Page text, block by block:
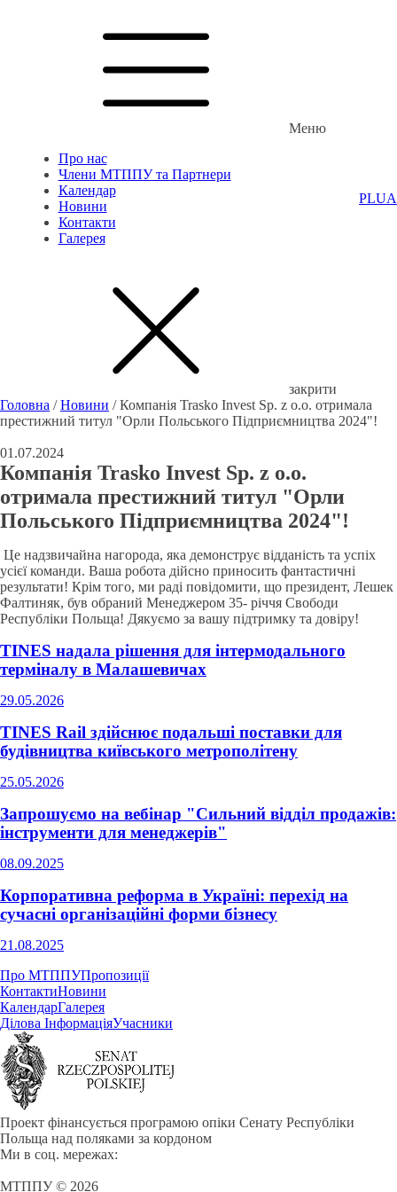
Меню
Про нас
Члени МТППУ та Партнери
Календар
Новини
Контакти
Галерея
закрити
PLUA
Головна / Новини / Компанія Trasko Invest Sp. z o.o. отримала
престижний титул "Орли Польського Підприємництва 2024"!
01.07.2024
Компанія Trasko Invest Sp. z o.o.
отримала престижний титул "Орли
Польського Підприємництва 2024"!
Це надзвичайна нагорода, яка демонструє відданість та успіх
усієї команди. Ваша робота дійсно приносить фантастичні
результати! Крім того, ми раді повідомити, що президент, Лешек
Фалтиняк, був обраний Менеджером 35- річчя Свободи
Республіки Польща! Дякуємо за вашу підтримку та довіру!
TINES надала рішення для інтермодального
терміналу в Малашевичах
29.05.2026
TINES Rail здійснює подальші поставки для
будівництва київського метрополітену
25.05.2026
Запрошуємо на вебінар "Сильний відділ продажів:
інструменти для менеджерів"
08.09.2025
Корпоративна реформа в Україні: перехід на
сучасні організаційні форми бізнесу
21.08.2025
Про МТППУПропозиції
КонтактиНовини
КалендарГалерея
Ділова ІнформаціяУчасники
Проект фінансується програмою опіки Сенату Республіки
Польща над поляками за кордоном
Ми в соц. мережах:
МТППУ © 2026